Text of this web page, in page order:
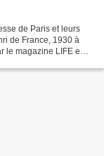
de Paris et leurs
de France, 1930 à
le magazine LIFE en